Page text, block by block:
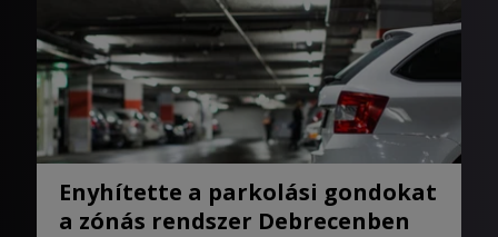
Enyhítette a parkolási gondokat
a zónás rendszer Debrecenben